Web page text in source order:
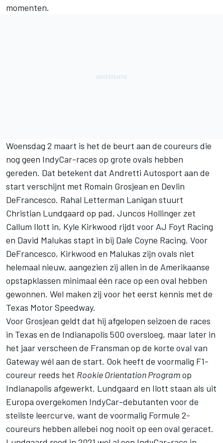
momenten.
Woensdag 2 maart is het de beurt aan de coureurs die
nog geen IndyCar-races op grote ovals hebben
gereden. Dat betekent dat Andretti Autosport aan de
start verschijnt met Romain Grosjean en Devlin
DeFrancesco. Rahal Letterman Lanigan stuurt
Christian Lundgaard op pad, Juncos Hollinger zet
Callum Ilott in, Kyle Kirkwood rijdt voor AJ Foyt Racing
en David Malukas stapt in bij Dale Coyne Racing. Voor
DeFrancesco, Kirkwood en Malukas zijn ovals niet
helemaal nieuw, aangezien zij allen in de Amerikaanse
opstapklassen minimaal één race op een oval hebben
gewonnen. Wel maken zij voor het eerst kennis met de
Texas Motor Speedway.
Voor Grosjean geldt dat hij afgelopen seizoen de races
in Texas en de Indianapolis 500 oversloeg, maar later in
het jaar verscheen de Fransman op de korte oval van
Gateway wél aan de start. Ook heeft de voormalig F1-
coureur reeds het Rookie Orientation Programop
Indianapolis afgewerkt. Lundgaard en Ilott staan als uit
Europa overgekomen IndyCar-debutanten voor de
steilste leercurve, want de voormalig Formule 2-
coureurs hebben allebei nog nooit op een oval geracet.